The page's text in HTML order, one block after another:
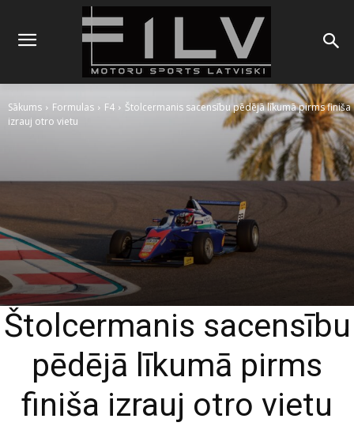
Sākums Formulas F4
Štolcermanis sacensību pēdējā līkumā pirms finiša
izrauj otro vietu
Štolcermanis sacensību
pēdējā līkumā pirms
finiša izrauj otro vietu